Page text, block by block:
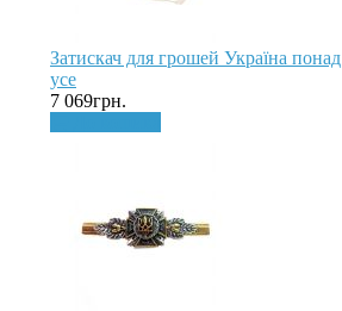
Затискач для грошей Україна понад
усе
7 069грн.